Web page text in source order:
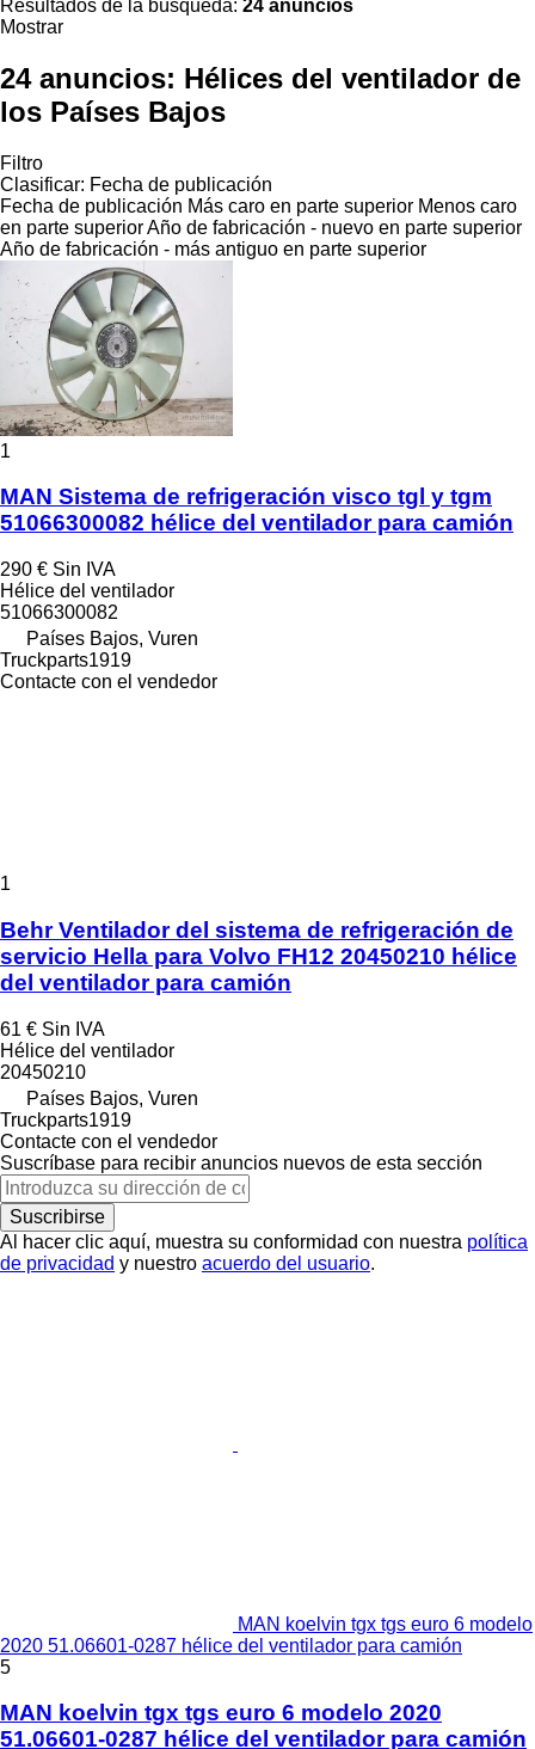
Resultados de la búsqueda: 24 anuncios
Mostrar
24 anuncios: Hélices del ventilador de
los Países Bajos
Filtro
Clasificar: Fecha de publicación
Fecha de publicación Más caro en parte superior Menos caro
en parte superiorAño de fabricación - nuevo en parte superior
Año de fabricación - más antiguo en parte superior
1
MAN Sistema de refrigeración visco tgl y tgm
51066300082 hélice del ventilador para camión
290 € Sin IVA
Hélice del ventilador
51066300082
Países Bajos, Vuren
Truckparts1919
Contacte con el vendedor
1
Behr Ventilador del sistema de refrigeración de
servicio Hella para Volvo FH12 20450210 hélice
del ventilador para camión
61 € Sin IVA
Hélice del ventilador
20450210
Países Bajos, Vuren
Truckparts1919
Contacte con el vendedor
Suscríbase para recibir anuncios nuevos de esta sección
Suscribirse
Al hacer clic aquí, muestra su conformidad con nuestra política
de privacidad y nuestro acuerdo del usuario.
MAN koelvin tgx tgs euro 6 modelo
2020 51.06601-0287 hélice del ventilador para camión
5
MAN koelvin tgx tgs euro 6 modelo 2020
51.06601-0287 hélice del ventilador para camión